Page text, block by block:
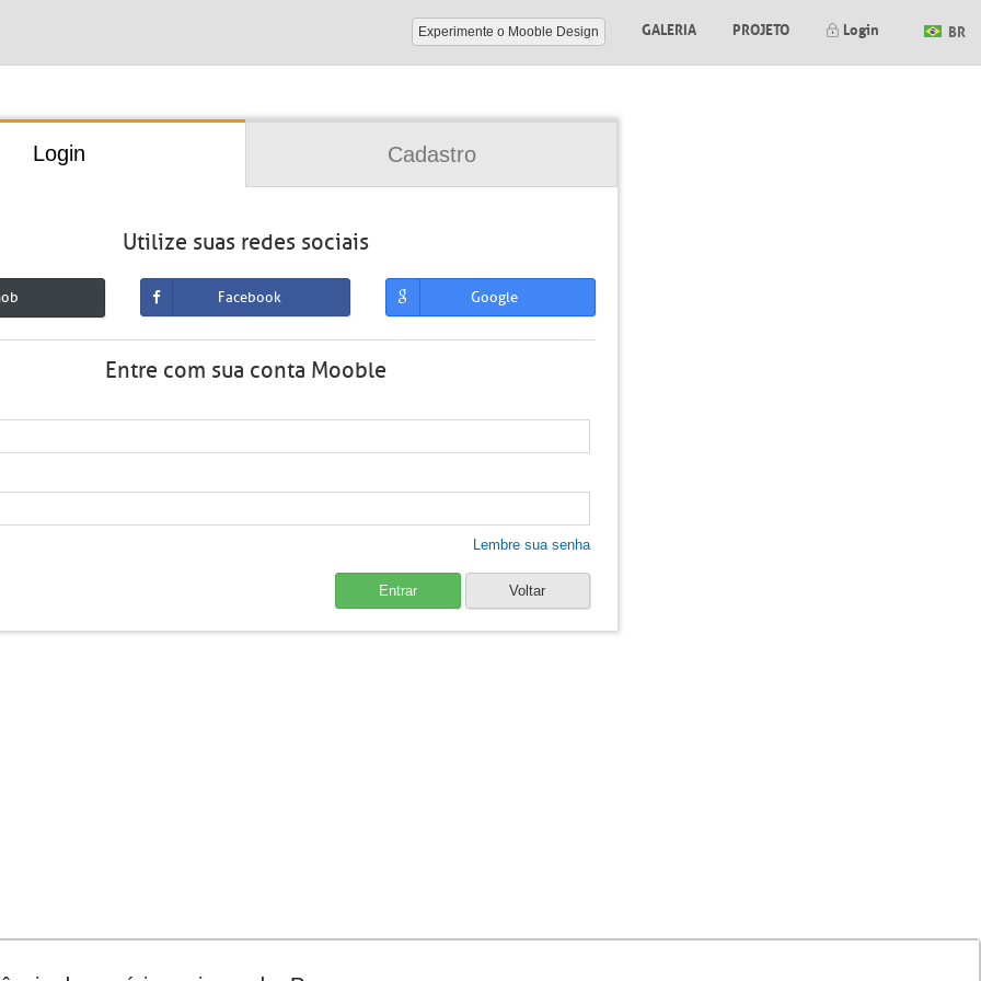
Experimente o Mooble Design GALERIA PROJETO Login BR
Login Cadastro
Utilize suas redes sociais
Facebook Google
Entre com sua conta Mooble
Lembre sua senha
Entrar Voltar